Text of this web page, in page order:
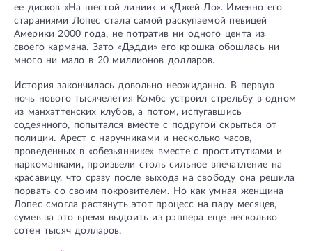
ее дисков «На шестой линии» и «Джей Ло». Именно его
стараниями Лопес стала самой раскупаемой певицей
Америки 2000 года, не потратив ни одного цента из
своего кармана. Зато «Дэдди» его крошка обошлась ни
много ни мало в 20 миллионов долларов.
История закончилась довольно неожиданно. В первую
ночь нового тысячелетия Комбс устроил стрельбу в одном
из манхэттенских клубов, а потом, испугавшись
содеянного, попытался вместе с подругой скрыться от
полиции. Арест с наручниками и несколько часов,
проведенных в «обезьяннике» вместе с проститутками и
наркоманками, произвели столь сильное впечатление на
красавицу, что сразу после выхода на свободу она решила
порвать со своим покровителем. Но как умная женщина
Лопес смогла растянуть этот процесс на пару месяцев,
сумев за это время выдоить из рэппера еще несколько
сотен тысяч долларов.